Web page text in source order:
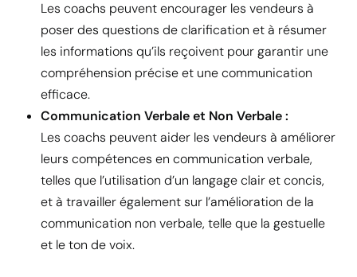
Les coachs peuvent encourager les vendeurs à
poser des questions de clarification et à résumer
les informations qu’ils reçoivent pour garantir une
compréhension précise et une communication
efficace.
Communication Verbale et Non Verbale :
Les coachs peuvent aider les vendeurs à améliorer
leurs compétences en communication verbale,
telles que l’utilisation d’un langage clair et concis,
et à travailler également sur l’amélioration de la
communication non verbale, telle que la gestuelle
et le ton de voix.